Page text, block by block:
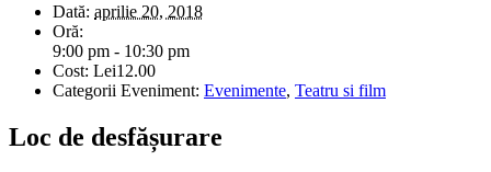
Dată: aprilie 20, 2018
Oră:
9:00 pm - 10:30 pm
Cost: Lei12.00
Categorii Eveniment: Evenimente, Teatru si film
Loc de desfășurare